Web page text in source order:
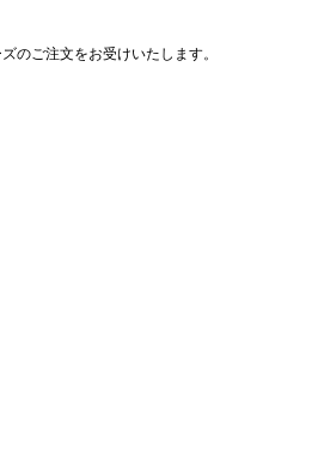
のご注文をお受けいたします。